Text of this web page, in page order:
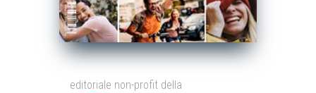
editoriale non-profit della